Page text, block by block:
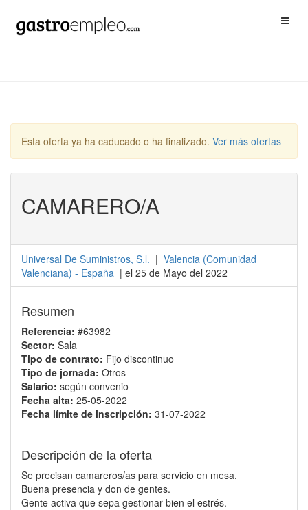
Esta oferta ya ha caducado o ha finalizado. Ver más ofertas
CAMARERO/A
Universal De Suministros, S.l. | Valencia (Comunidad
Valenciana) - España | el 25 de Mayo del 2022
Resumen
Referencia: #63982
Sector: Sala
Tipo de contrato: Fijo discontinuo
Tipo de jornada: Otros
Salario: según convenio
Fecha alta: 25-05-2022
Fecha límite de inscripción: 31-07-2022
Descripción de la oferta
Se precisan camareros/as para servicio en mesa.
Buena presencia y don de gentes.
Gente activa que sepa gestionar bien el estrés.